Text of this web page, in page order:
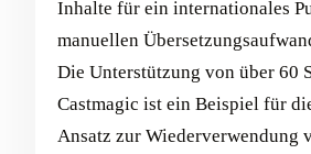
Inhalte für ein internationales
manuellen
Die Unterstützung von über 60
Castmagic ist ein Beispiel für
Ansatz zur Wiederverwendung